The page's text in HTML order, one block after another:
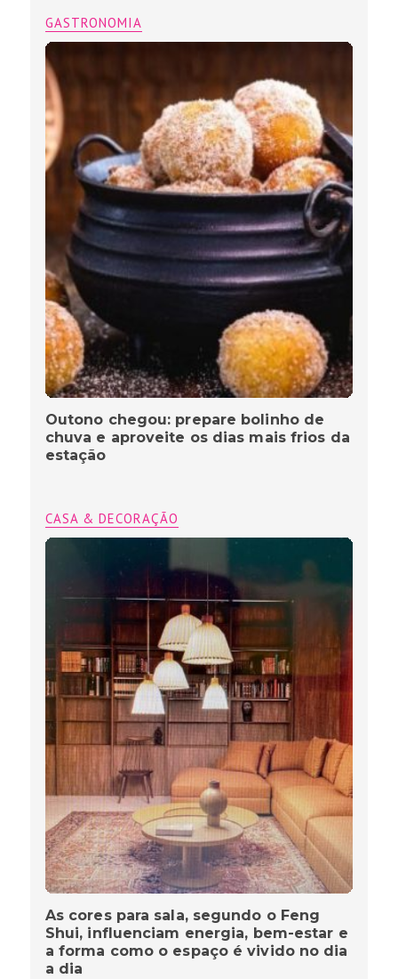
GASTRONOMIA
Outono chegou: prepare bolinho de
chuva e aproveite os dias mais frios da
estação
CASA & DECORAÇÃO
As cores para sala, segundo o Feng
Shui, influenciam energia, bem-estar e
a forma como o espaço é vivido no dia
a dia